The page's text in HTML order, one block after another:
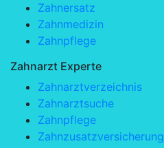
Zahnersatz
Zahnmedizin
Zahnpflege
Zahnarzt Experte
Zahnarztverzeichnis
Zahnarztsuche
Zahnpflege
Zahnzusatzversicherung